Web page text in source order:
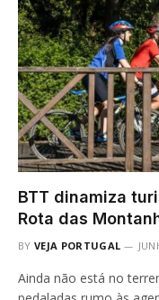
BTT dinamiza
Rota das
BY VEJA PORTUGAL
Ainda não está no